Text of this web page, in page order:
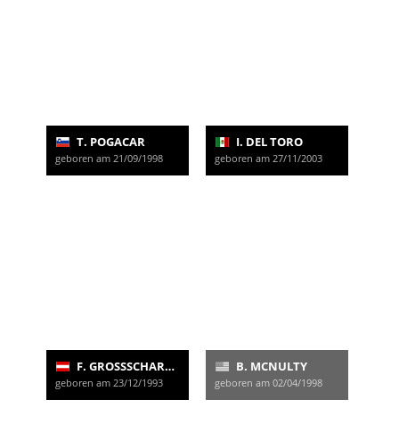
T. POGACAR
geboren am 21/09/1998
I. DEL TORO
geboren am 27/11/2003
F. GROSSSCHARTNER
geboren am 23/12/1993
B. MCNULTY
geboren am 02/04/1998